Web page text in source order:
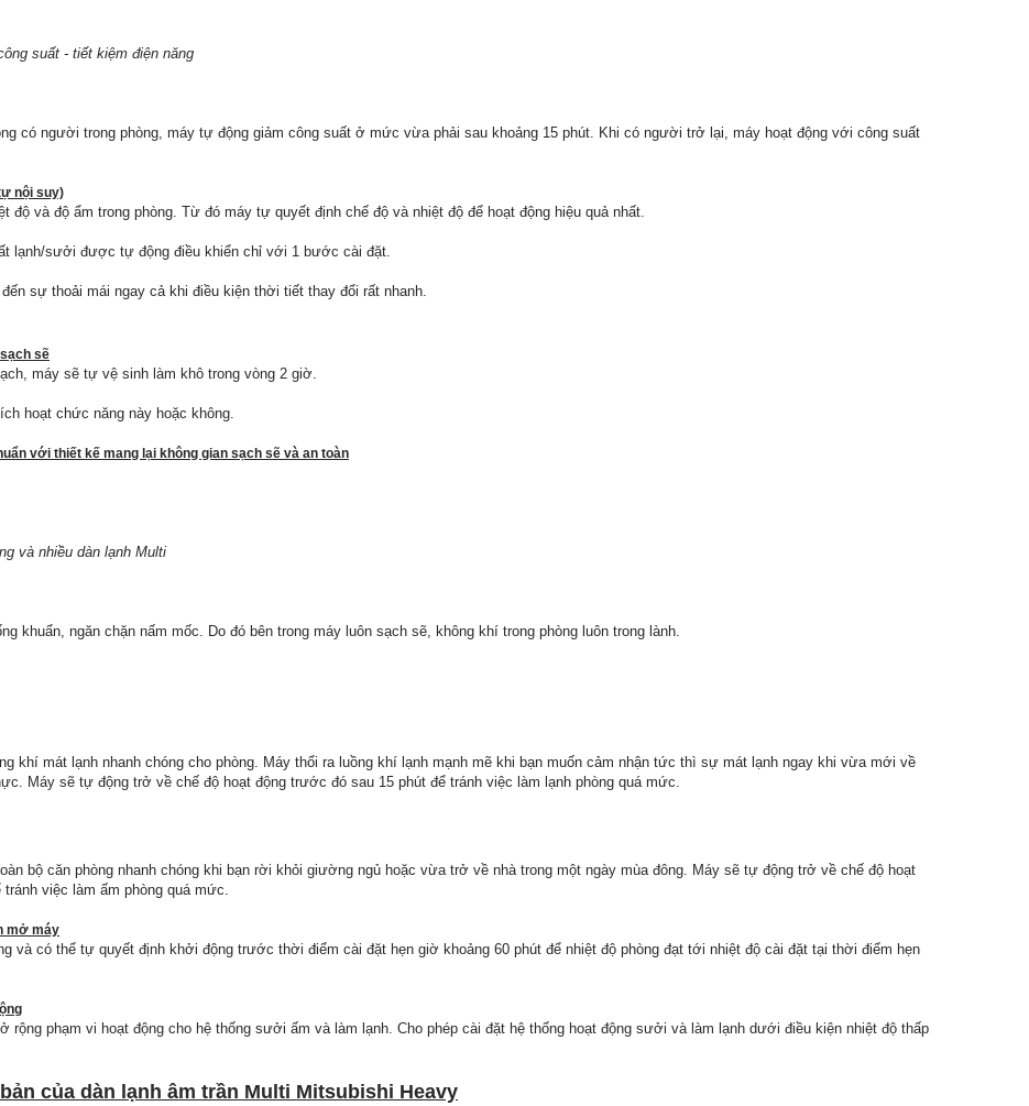
suất - tiết kiệm điện năng
có người trong phòng, máy tự động giảm công suất ở mức vừa phải sau khoảng 15 phút. Khi có người trở lại, máy hoạt động với công suất
nội suy)
độ và độ ẩm trong phòng. Từ đó máy tự quyết định chế độ và nhiệt độ để hoạt động hiệu quả nhất.
lạnh/sưởi được tự động điều khiển chỉ với 1 bước cài đặt.
sự thoải mái ngay cả khi điều kiện thời tiết thay đổi rất nhanh.
sẽ
máy sẽ tự vệ sinh làm khô trong vòng 2 giờ.
hoạt chức năng này hoặc không.
với thiết kế mang lại không gian sạch sẽ và an toàn
và nhiều dàn lạnh Multi
khuẩn, ngăn chặn nấm mốc. Do đó bên trong máy luôn sạch sẽ, không khí trong phòng luôn trong lành.
khí mát lạnh nhanh chóng cho phòng. Máy thổi ra luồng khí lạnh mạnh mẽ khi bạn muốn cảm nhận tức thì sự mát lạnh ngay khi vừa mới về
Máy sẽ tự động trở về chế độ hoạt động trước đó sau 15 phút để tránh việc làm lạnh phòng quá mức.
bộ căn phòng nhanh chóng khi bạn rời khỏi giường ngủ hoặc vừa trở về nhà trong một ngày mùa đông. Máy sẽ tự động trở về chế độ hoạt
việc làm ấm phòng quá mức.
mở máy
và có thể tự quyết định khởi động trước thời điểm cài đặt hẹn giờ khoảng 60 phút để nhiệt độ phòng đạt tới nhiệt độ cài đặt tại thời điểm hẹn
rộng phạm vi hoạt động cho hệ thống sưởi ấm và làm lạnh. Cho phép cài đặt hệ thống hoạt động sưởi và làm lạnh dưới điều kiện nhiệt độ thấp
của dàn lạnh âm trần Multi Mitsubishi Heavy